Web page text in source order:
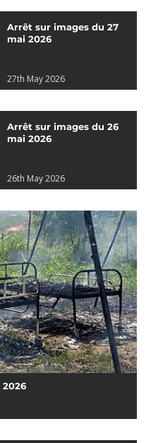
Arrêt sur images du 27
mai 2026
27th May 2026
Arrêt sur images du 26
mai 2026
26th May 2026